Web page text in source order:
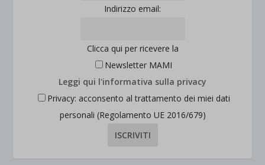
Indirizzo email:
Clicca qui per ricevere la
Newsletter MAMI
Leggi qui l'informativa sulla privacy
Privacy: acconsento al trattamento dei miei dati
personali (Regolamento UE 2016/679)